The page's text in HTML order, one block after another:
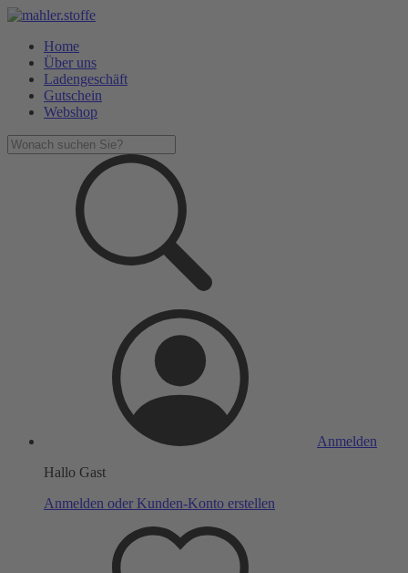
Home
Über uns
Ladengeschäft
Gutschein
Webshop
Anmelden
Hallo Gast
Anmelden oder Kunden-Konto erstellen